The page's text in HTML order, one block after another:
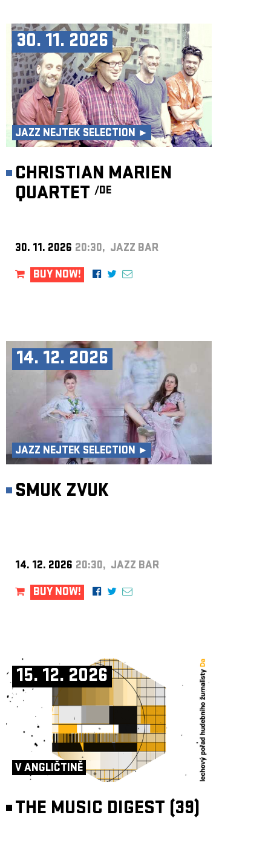
30. 11. 2026
JAZZ NEJTEK SELECTION ►
CHRISTIAN MARIEN
QUARTET /DE
30. 11. 2026 20:30, JAZZ BAR
BUY NOW!
14. 12. 2026
JAZZ NEJTEK SELECTION ►
SMUK ZVUK
14. 12. 2026 20:30, JAZZ BAR
BUY NOW!
15. 12. 2026
V ANGLIČTINĚ
THE MUSIC DIGEST (39)